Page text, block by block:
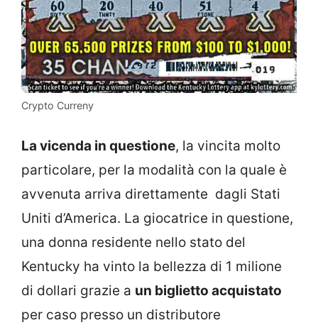
Crypto Curreny
La vicenda in questione, la vincita molto
particolare, per la modalità con la quale è
avvenuta arriva direttamente dagli Stati
Uniti d’America. La giocatrice in questione,
una donna residente nello stato del
Kentucky ha vinto la bellezza di 1 milione
di dollari grazie a un biglietto acquistato
per caso presso un distributore